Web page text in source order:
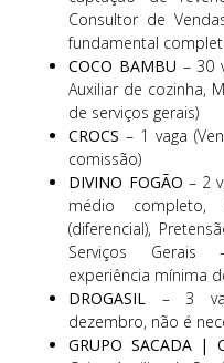
Consultor de
fundamental
COCO BAMBU – 30
Auxiliar de cozinha,
de serviços gerais)
CROCS – 1 vaga
comissão)
DIVINO FOGÃO – 2
médio completo,
(diferencial),
Serviços Gerais
experiência mínima
DROGASIL – 3
dezembro, não é
GRUPO SACADA |